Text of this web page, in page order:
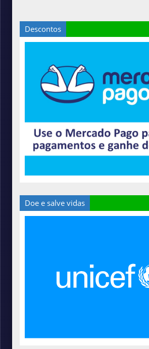
Descontos
Doe e salve vidas